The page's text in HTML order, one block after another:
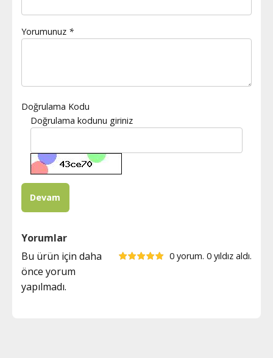
Yorumunuz *
Doğrulama Kodu
Doğrulama kodunu giriniz
Yorumlar
0 yorum. 0 yıldız aldı.
Bu ürün için daha
önce yorum
yapılmadı.